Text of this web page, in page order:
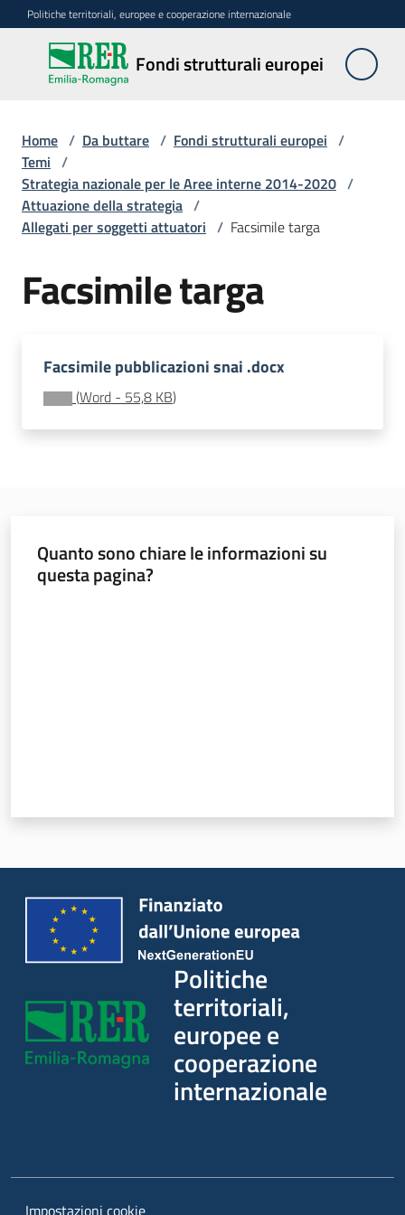
Vai al contenuto
Vai alla navigazione
Vai al footer
Politiche territoriali, europee e cooperazione internazionale
Fondi strutturali europei
Fondi
strutturali
Argomenti
Leggi
internazionale
Argomenti
Novità
Servizi
Leggi Atti Bandi
Home / Da buttare / Fondi strutturali europei /
Temi /
Strategia nazionale per le Aree interne 2014-2020 /
Attuazione della strategia /
Allegati per soggetti attuatori / Facsimile targa
Facsimile targa
Facsimile pubblicazioni snai .docx
(Word - 55,8 KB)
Quanto sono chiare le informazioni su
questa pagina?
Politiche
territoriali,
europee e
cooperazione
internazionale
Impostazioni cookie